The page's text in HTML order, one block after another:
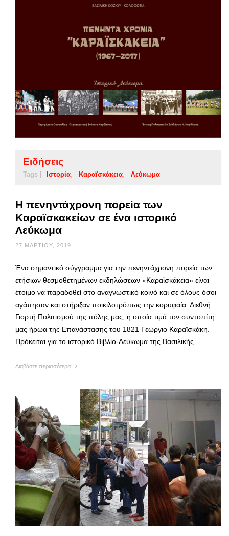
Ειδήσεις
Tags | Ιστορία Καραϊσκάκεια Λεύκωμα
Η πενηντάχρονη πορεία των
Καραϊσκακείων σε ένα ιστορικό
Λεύκωμα
27 ΜΑΡΤΊΟΥ, 2019
Ένα σημαντικό σύγγραμμα για την πενηντάχρονη πορεία των
ετήσιων θεσμοθετημένων εκδηλώσεων «Καραϊσκάκεια» είναι
έτοιμο να παραδοθεί στο αναγνωστικό κοινό και σε όλους όσοι
αγάπησαν και στήριξαν ποικιλοτρόπως την κορυφαία Διεθνή
Γιορτή Πολιτισμού της πόλης μας, η οποία τιμά τον συντοπίτη
μας ήρωα της Επανάστασης του 1821 Γεώργιο Καραϊσκάκη.
Πρόκειται για το ιστορικό Βιβλίο-Λεύκωμα της Βασιλικής …
Διαβάστε περισσότερα